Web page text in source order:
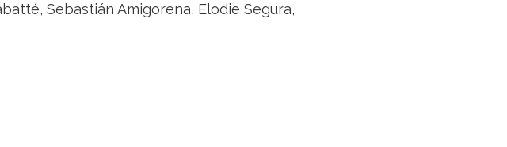
Sebastián Amigorena, Elodie Segura,